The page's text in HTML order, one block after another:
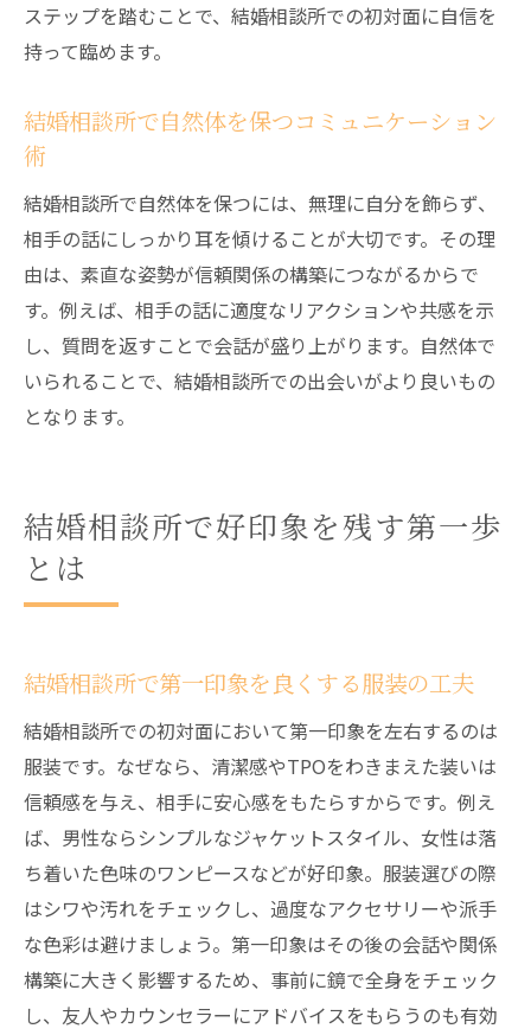
ステップを踏むことで、結婚相談所での初対面に自信を
持って臨めます。
結婚相談所で自然体を保つコミュニケーション
術
結婚相談所で自然体を保つには、無理に自分を飾らず、
相手の話にしっかり耳を傾けることが大切です。その理
由は、素直な姿勢が信頼関係の構築につながるからで
す。例えば、相手の話に適度なリアクションや共感を示
し、質問を返すことで会話が盛り上がります。自然体で
いられることで、結婚相談所での出会いがより良いもの
となります。
結婚相談所で好印象を残す第一歩
とは
結婚相談所で第一印象を良くする服装の工夫
結婚相談所での初対面において第一印象を左右するのは
服装です。なぜなら、清潔感やTPOをわきまえた装いは
信頼感を与え、相手に安心感をもたらすからです。例え
ば、男性ならシンプルなジャケットスタイル、女性は落
ち着いた色味のワンピースなどが好印象。服装選びの際
はシワや汚れをチェックし、過度なアクセサリーや派手
な色彩は避けましょう。第一印象はその後の会話や関係
構築に大きく影響するため、事前に鏡で全身をチェック
し、友人やカウンセラーにアドバイスをもらうのも有効